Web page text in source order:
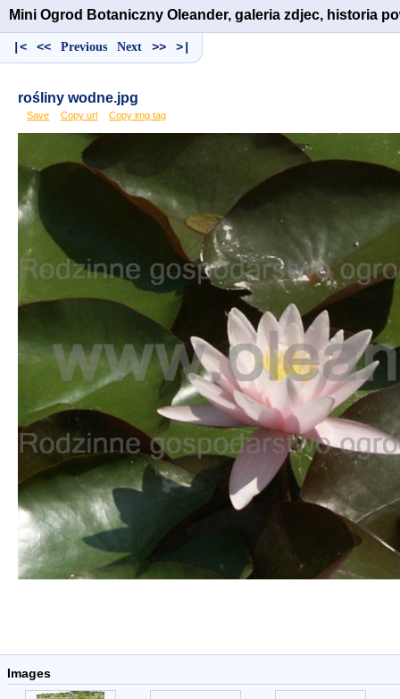
Mini Ogrod Botaniczny Oleander, galeria zdjec, historia
|< << Previous Next >> >|
rośliny wodne.jpg
Save Copy url Copy img tag
Images